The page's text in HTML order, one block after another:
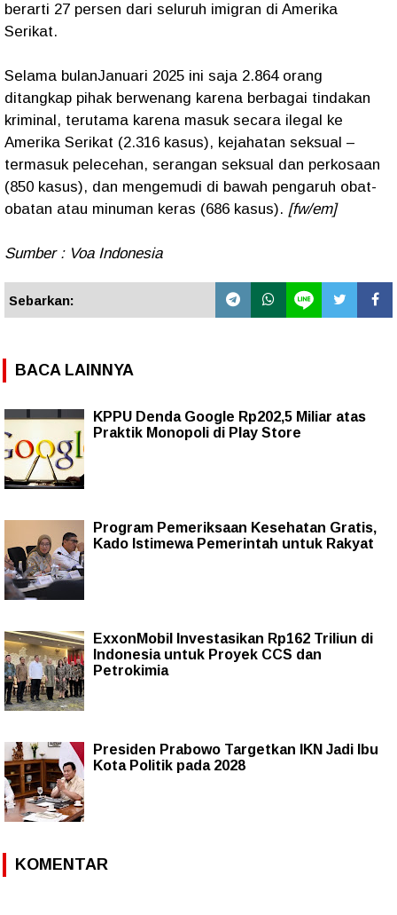
berarti 27 persen dari seluruh imigran di Amerika
Serikat.
Selama bulanJanuari 2025 ini saja 2.864 orang
ditangkap pihak berwenang karena berbagai tindakan
kriminal, terutama karena masuk secara ilegal ke
Amerika Serikat (2.316 kasus), kejahatan seksual –
termasuk pelecehan, serangan seksual dan perkosaan
(850 kasus), dan mengemudi di bawah pengaruh obat-
obatan atau minuman keras (686 kasus). [fw/em]
Sumber : Voa Indonesia
Sebarkan:
BACA LAINNYA
KPPU Denda Google Rp202,5 Miliar atas
Praktik Monopoli di Play Store
Program Pemeriksaan Kesehatan Gratis,
Kado Istimewa Pemerintah untuk Rakyat
ExxonMobil Investasikan Rp162 Triliun di
Indonesia untuk Proyek CCS dan
Petrokimia
Presiden Prabowo Targetkan IKN Jadi Ibu
Kota Politik pada 2028
KOMENTAR